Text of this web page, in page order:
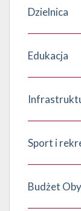
Dzielnica
Edukacja
Sport i
Budżet